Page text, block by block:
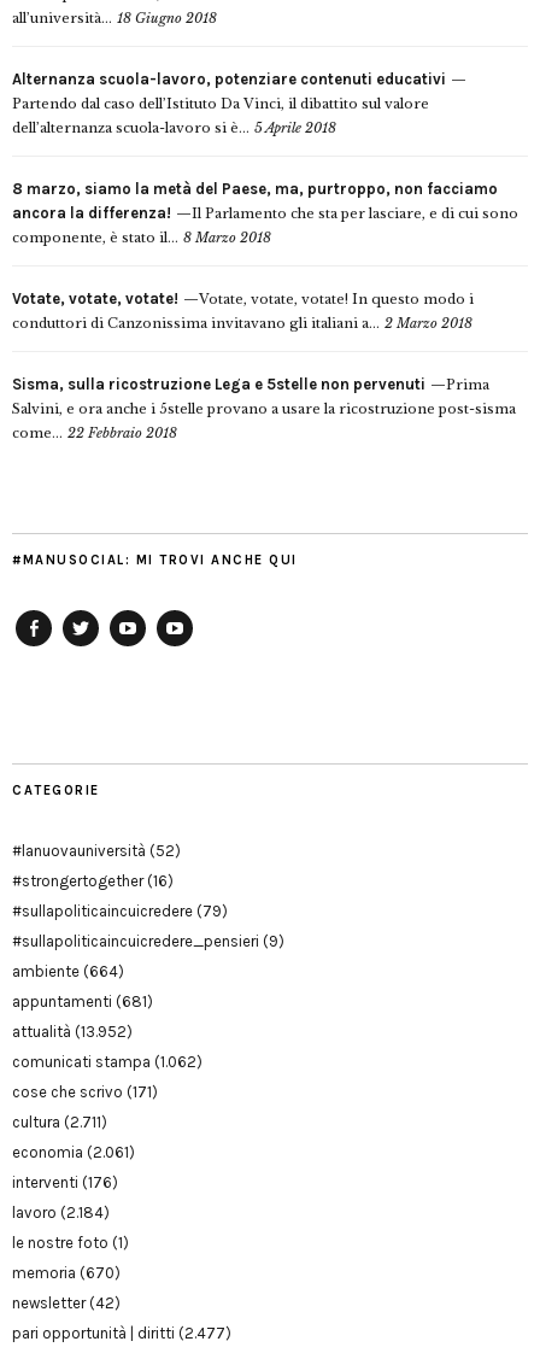
all’università... 18 Giugno 2018
Alternanza scuola-lavoro, potenziare contenuti educativi
Partendo dal caso dell’Istituto Da Vinci, il dibattito sul valore
dell’alternanza scuola-lavoro si è... 5 Aprile 2018
8 marzo, siamo la metà del Paese, ma, purtroppo, non facciamo
ancora la differenza!
Il Parlamento che sta per lasciare, e di cui sono
componente, è stato il... 8 Marzo 2018
Votate, votate, votate!
Votate, votate, votate! In questo modo i
conduttori di Canzonissima invitavano gli italiani a... 2 Marzo 2018
Sisma, sulla ricostruzione Lega e 5stelle non pervenuti
Prima
Salvini, e ora anche i 5stelle provano a usare la ricostruzione post-sisma
come... 22 Febbraio 2018
#MANUSOCIAL: MI TROVI ANCHE QUI
CATEGORIE
#lanuovauniversità (52)
#strongertogether(16)
#sullapoliticaincuicredere (79)
#sullapoliticaincuicredere_pensieri (9)
ambiente (664)
appuntamenti (681)
attualità (13.952)
comunicati stampa (1.062)
cose che scrivo (171)
cultura (2.711)
economia (2.061)
interventi (176)
lavoro (2.184)
le nostre foto (1)
memoria (670)
newsletter(42)
pari opportunità | diritti (2.477)